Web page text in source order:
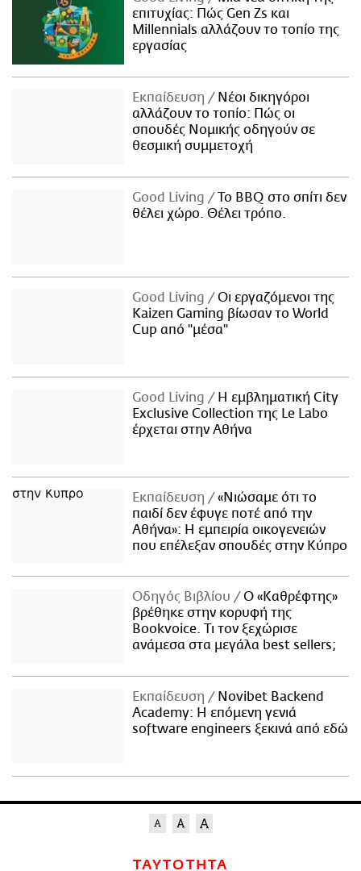
επιτυχίας: Πώς Gen Zs και
Millennials αλλάζουν το τοπίο της
εργασίας
Εκπαίδευση
Νέοι δικηγόροι
αλλάζουν το τοπίο: Πώς οι
σπουδές Νομικής οδηγούν σε
θεσμική συμμετοχή
Good Living
Το BBQ στο σπίτι δεν
θέλει χώρο. Θέλει τρόπο.
Good Living
Οι εργαζόμενοι της
Kaizen Gaming βίωσαν το World
Cup από "μέσα"
Good Living
Η εμβληματική City
Exclusive Collection της Le Labo
έρχεται στην Αθήνα
Εκπαίδευση
«Νιώσαμε ότι το
παιδί δεν έφυγε ποτέ από την
Αθήνα»: Η εμπειρία οικογενειών
που επέλεξαν σπουδές στην Κύπρο
Οδηγός Βιβλίου
Ο «Καθρέφτης»
βρέθηκε στην κορυφή της
Bookvoice. Τι τον ξεχώρισε
ανάμεσα στα μεγάλα best sellers;
Εκπαίδευση
Novibet Backend
Academy: Η επόμενη γενιά
software engineers ξεκινά από εδώ
ΤΑΥΤΟΤΗΤΑ